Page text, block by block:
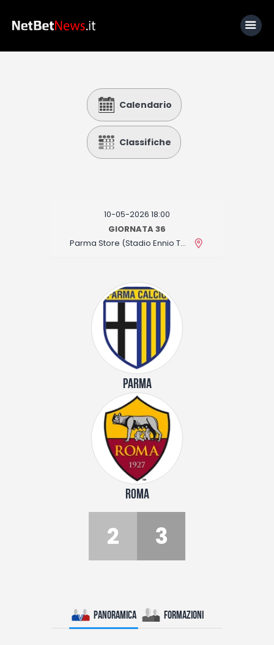
Calcio
Basket
Fantacalcio
I consigli di Giulia
Calendario
Classifiche
10-05-2026 18:00
GIORNATA 36
Parma Store (Stadio Ennio Tardini)
PARMA
ROMA
2 3
Panoramica Formazioni